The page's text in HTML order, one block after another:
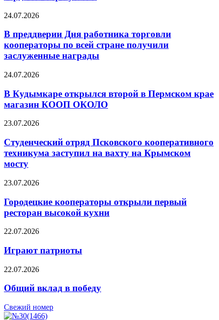
24.07.2026
В преддверии Дня работника торговли
кооператоры по всей стране получили
заслуженные награды
24.07.2026
В Кудымкаре открылся второй в Пермском крае
магазин КООП ОКОЛО
23.07.2026
Студенческий отряд Псковского кооперативного
техникума заступил на вахту на Крымском
мосту
23.07.2026
Городецкие кооператоры открыли первый
ресторан высокой кухни
22.07.2026
Играют патриоты
22.07.2026
Общий вклад в победу
Свежий номер